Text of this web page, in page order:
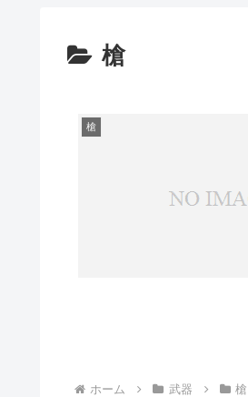
槍
槍
ホーム 武器 槍